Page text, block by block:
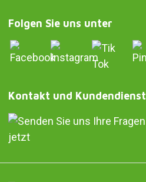
Folgen Sie uns unter
Kontakt und Kundendienst
jetzt